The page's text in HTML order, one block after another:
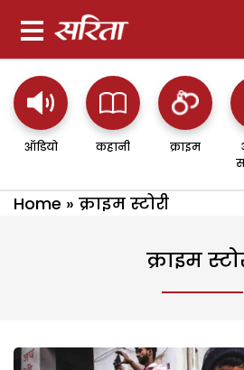
ऑडियो कहानी क्राइम
Home » क्राइम स्टोरी
क्राइम